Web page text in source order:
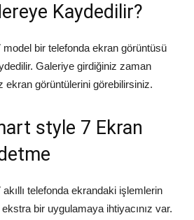
Kaydedilir?
bir telefonda ekran görüntüsü
Galeriye girdiğiniz zaman
ekran görüntülerini görebilirsiniz.
style 7 Ekran
telefonda ekrandaki işlemlerin
bir uygulamaya ihtiyacınız var.